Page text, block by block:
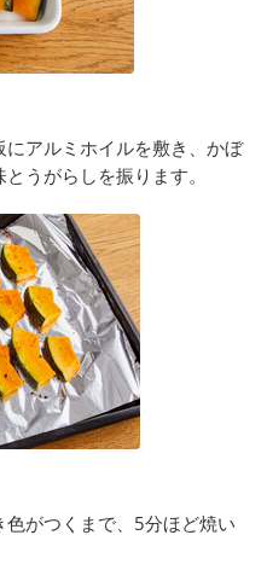
アルミホイルを敷き、かぼ
うがらしを振ります。
がつくまで、5分ほど焼い